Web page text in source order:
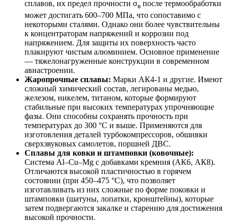
сплавов, их предел прочности σв после термообработки
может достигать 600–700 МПа, что сопоставимо с
некоторыми сталями. Однако они более чувствительны
к концентраторам напряжений и коррозии под
напряжением. Для защиты их поверхность часто
плакируют чистым алюминием. Основное применение
— тяжелонагруженные конструкции в современном
авиастроении.
Жаропрочные сплавы: Марки АК4-1 и другие. Имеют
сложный химический состав, легированы медью,
железом, никелем, титаном, которые формируют
стабильные при высоких температурах упрочняющие
фазы. Они способны сохранять прочность при
температурах до 300 °С и выше. Применяются для
изготовления деталей турбокомпрессоров, обшивки
сверхзвуковых самолетов, поршней ДВС.
Сплавы для ковки и штамповки (ковочные):
Система Al–Cu–Mg с добавками кремния (АК6, АК8).
Отличаются высокой пластичностью в горячем
состоянии (при 450–475 °С), что позволяет
изготавливать из них сложные по форме поковки и
штамповки (шатуны, лопатки, кронштейны), которые
затем подвергаются закалке и старению для достижения
высокой прочности.